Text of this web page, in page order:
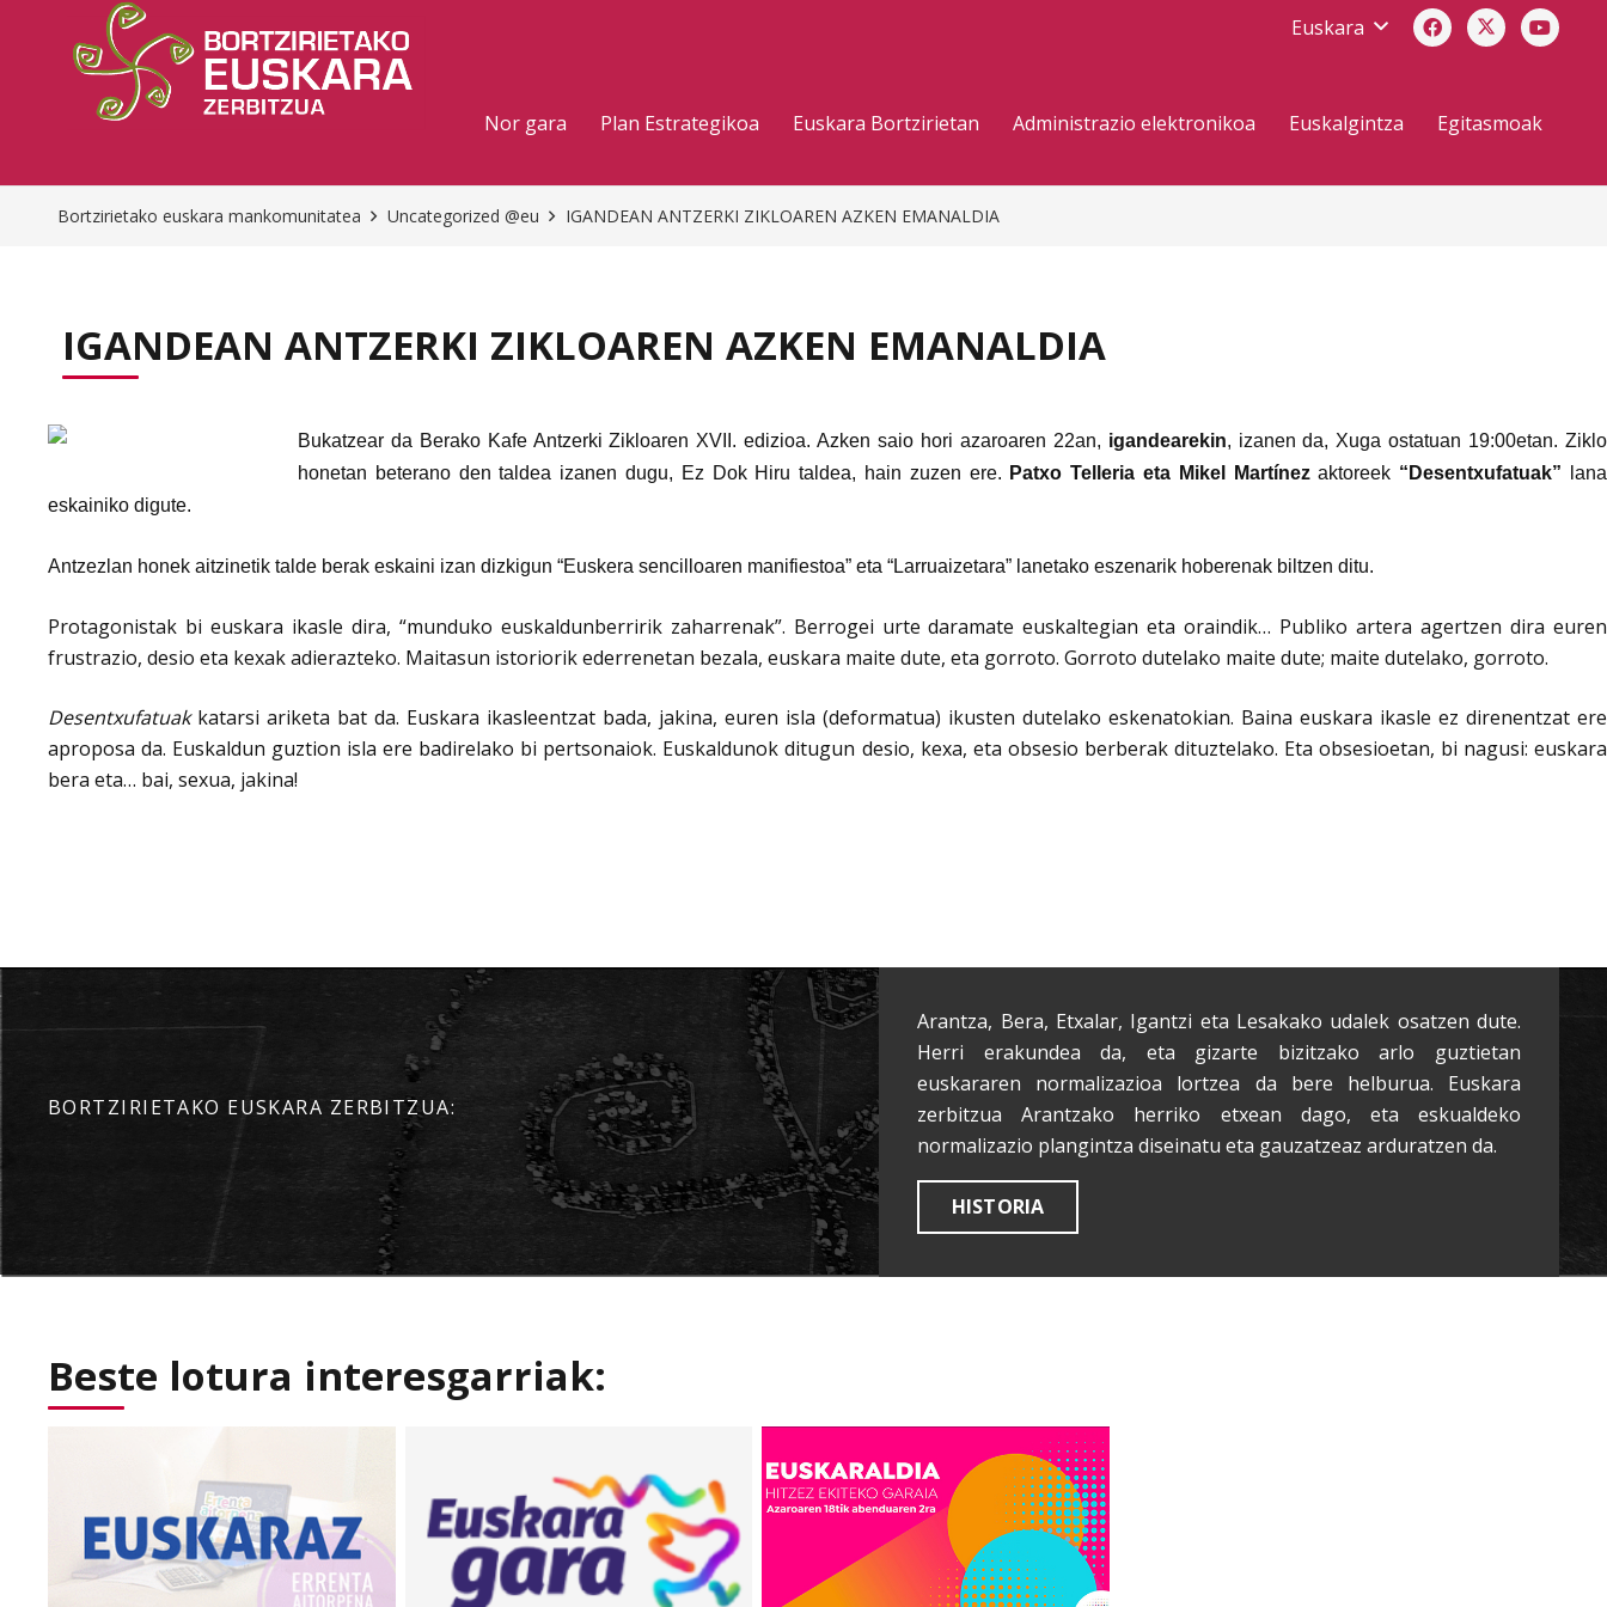
Euskara
Nor gara Plan Estrategikoa Euskara Bortzirietan Administrazio elektronikoa Euskalgintza Egitasmoak
Bortzirietako euskara mankomunitatea Uncategorized @eu IGANDEAN ANTZERKI ZIKLOAREN AZKEN EMANALDIA
IGANDEAN ANTZERKI ZIKLOAREN AZKEN EMANALDIA
Bukatzear da Berako Kafe Antzerki Zikloaren XVII. edizioa. Azken saio hori azaroaren 22an, igandearekin, izanen da, Xuga ostatuan 19:00etan. Ziklo
honetan beterano den taldea izanen dugu, Ez Dok Hiru taldea, hain zuzen ere. Patxo Telleria eta Mikel Martínezaktoreek “Desentxufatuak”
lana
eskainiko digute.
Antzezlan honek aitzinetik talde berak eskaini izan dizkigun “Euskera sencilloaren manifiestoa” eta “Larruaizetara” lanetako eszenarik hoberenak biltzen ditu.
Protagonistak bi euskara ikasle dira, “munduko euskaldunberririk zaharrenak”. Berrogei urte daramate euskaltegian eta oraindik… Publiko artera agertzen dira euren
frustrazio, desio eta kexak adierazteko. Maitasun istoriorik ederrenetan bezala, euskara maite dute, eta gorroto. Gorroto dutelako maite dute; maite dutelako, gorroto.
Desentxufatuakkatarsi ariketa bat da. Euskara ikasleentzat bada, jakina, euren isla (deformatua) ikusten dutelako eskenatokian. Baina euskara ikasle ez direnentzat ere
aproposa da. Euskaldun guztion isla ere badirelako bi pertsonaiok. Euskaldunok ditugun desio, kexa, eta obsesio berberak dituztelako. Eta obsesioetan, bi nagusi: euskara
bera eta… bai, sexua, jakina!
BORTZIRIETAKO EUSKARA ZERBITZUA:
Arantza, Bera, Etxalar, Igantzi eta Lesakako udalek osatzen dute.
Herri erakundea da, eta gizarte bizitzako arlo guztietan
euskararen normalizazioa lortzea da bere helburua. Euskara
zerbitzua Arantzako herriko etxean dago, eta eskualdeko
normalizazio plangintza diseinatu eta gauzatzeaz arduratzen da.
HISTORIA
Beste lotura interesgarriak: